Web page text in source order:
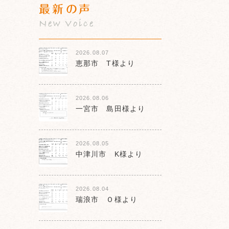
最新の声
New Voice
2026.08.07
恵那市 T様より
2026.08.06
一宮市 島田様より
2026.08.05
中津川市 K様より
2026.08.04
瑞浪市 Ｏ様より